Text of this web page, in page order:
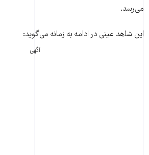
می‌رسد.
این شاهد عینی در ادامه به زمانه می‌گوید:
آگهی